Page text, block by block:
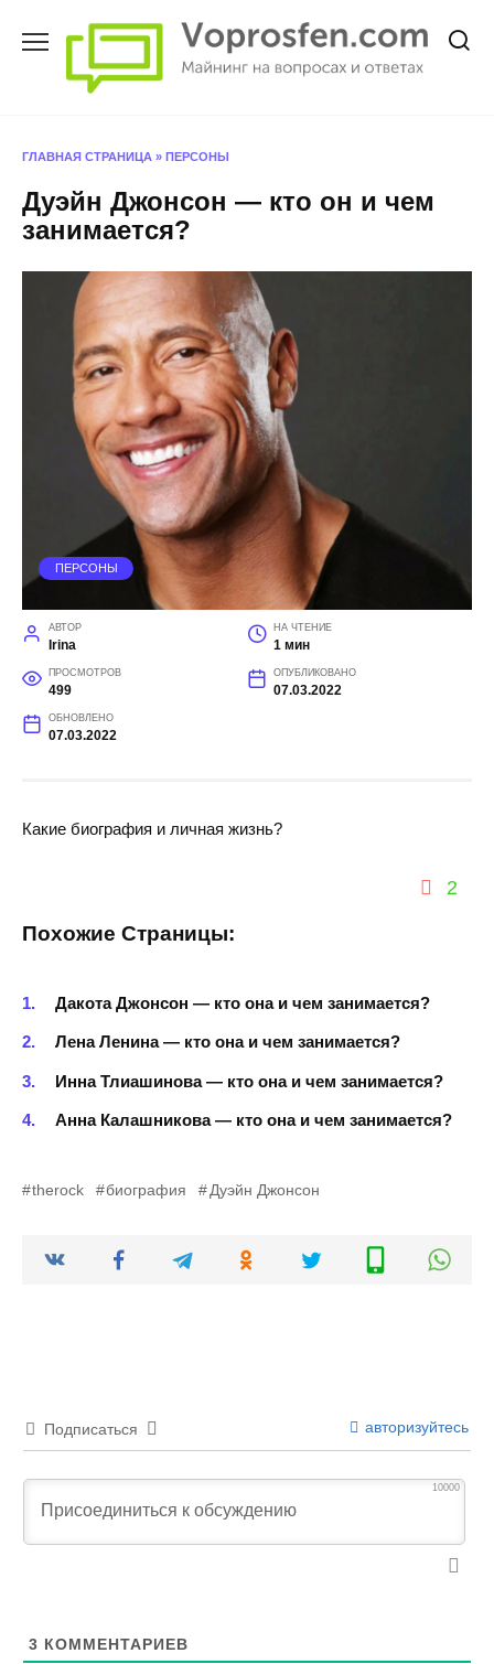
ГЛАВНАЯ СТРАНИЦА » ПЕРСОНЫ
Дуэйн Джонсон — кто он и чем
занимается?
ПЕРСОНЫ
АВТОР
Irina
НА ЧТЕНИЕ
1 мин
ПРОСМОТРОВ
499
ОПУБЛИКОВАНО
07.03.2022
ОБНОВЛЕНО
07.03.2022
Какие биография и личная жизнь?
2
Похожие Страницы:
Дакота Джонсон — кто она и чем занимается?
Лена Ленина — кто она и чем занимается?
Инна Тлиашинова — кто она и чем занимается?
Анна Калашникова — кто она и чем занимается?
therock биография Дуэйн Джонсон
Подписаться авторизуйтесь
10000
3 КОММЕНТАРИЕВ